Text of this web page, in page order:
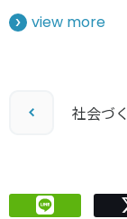
view more
社会づ